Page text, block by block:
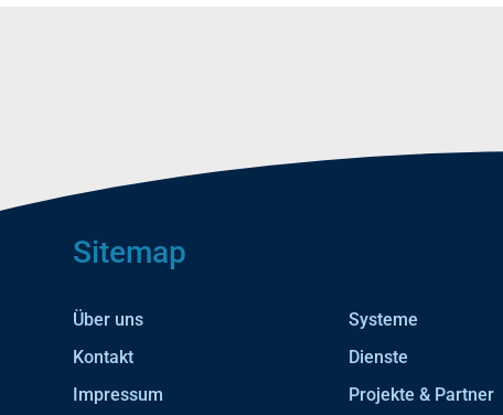
Sitemap
Über uns Systeme
Kontakt
Dienste
Impressum
Projekte & Partner